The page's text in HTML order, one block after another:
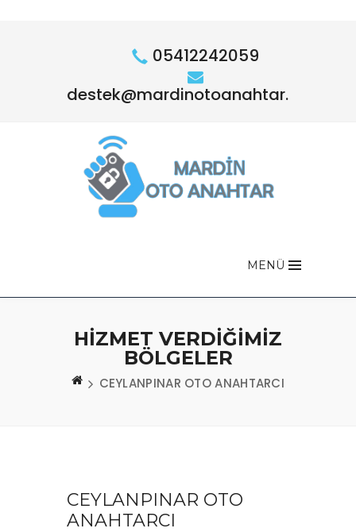
05412242059
destek@mardinotoanahtar.com
MENÜ
HİZMET VERDİĞİMİZ
BÖLGELER
CEYLANPINAR OTO ANAHTARCI
CEYLANPINAR OTO
ANAHTARCI